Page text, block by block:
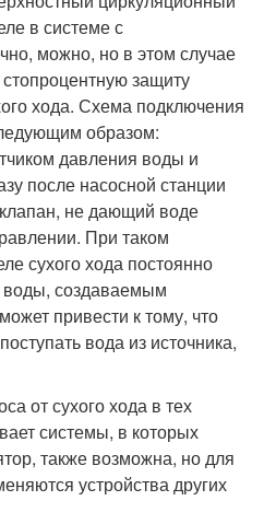
в системе с
можно, но в этом случае
защиту
хода. Схема подключения
образом:
давления воды и
после насосной станции
не дающий воде
При таком
сухого хода постоянно
воды, создаваемым
привести к тому, что
вода из источника,
от сухого хода в тех
системы, в которых
также возможна, но для
устройства других